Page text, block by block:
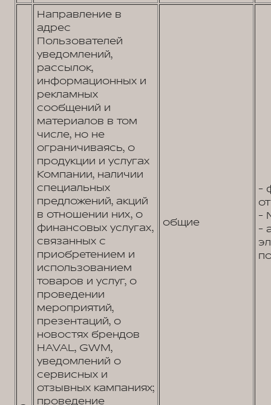
Направление в
адрес
Пользователей
уведомлений,
рассылок,
информационных и
рекламных
сообщений и
материалов в том
числе, но не
ограничиваясь, о
продукции и услугах
Компании, наличии
специальных
предложений, акций
в отношении них, о
финансовых услугах,
связанных с
приобретением и
использованием
товаров и услуг, о
проведении
мероприятий,
презентаций, о
новостях брендов
HAVAL, GWM,
уведомлений о
сервисных и
отзывных кампаниях;
проведение
общие
-
-
-